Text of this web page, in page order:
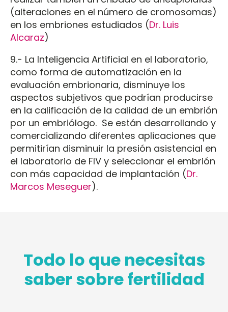
(alteraciones en el número de cromosomas)
en los embriones estudiados (Dr. Luis
Alcaraz)
9.- La Inteligencia Artificial en el laboratorio,
como forma de automatización en la
evaluación embrionaria, disminuye los
aspectos subjetivos que podrían producirse
en la calificación de la calidad de un embrión
por un embriólogo. Se están desarrollando y
comercializando diferentes aplicaciones que
permitirían disminuir la presión asistencial en
el laboratorio de FIV y seleccionar el embrión
con más capacidad de implantación (Dr.
Marcos Meseguer).
Todo lo que necesitas
saber sobre fertilidad